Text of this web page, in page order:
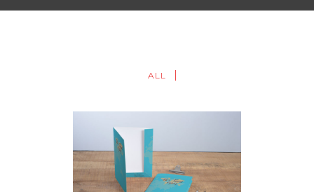
ALL
CARPETES
Oficina·Papereria